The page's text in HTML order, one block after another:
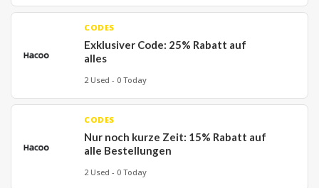
CODES
Exklusiver Code: 25% Rabatt auf
alles
2 Used - 0 Today
CODES
Nur noch kurze Zeit: 15% Rabatt auf
alle Bestellungen
2 Used - 0 Today